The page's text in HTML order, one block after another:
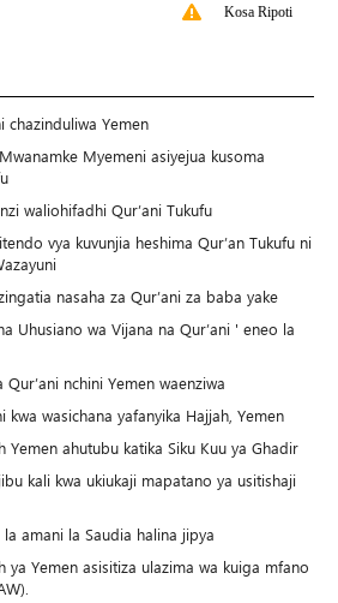
Kosa Ripoti
chazinduliwa Yemen
Myemeni asiyejua kusoma
waliohifadhi Qur’ani Tukufu
vya kuvunjia heshima Qur’an Tukufu ni
nasaha za Qur’ani za baba yake
Uhusiano wa Vijana na Qur’ani ' eneo la
nchini Yemen waenziwa
kwa wasichana yafanyika Hajjah, Yemen
Yemen ahutubu katika Siku Kuu ya Ghadir
kali kwa ukiukaji mapatano ya usitishaji
amani la Saudia halina jipya
ya Yemen asisitiza ulazima wa kuiga mfano